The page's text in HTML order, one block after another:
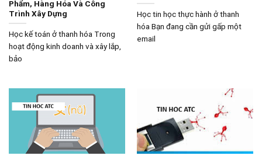
Phẩm, Hàng Hóa Và Công
Trình Xây Dựng
Học kế toán ở thanh hóa Trong
hoạt động kinh doanh và xây lắp,
bảo
Học tin học thực hành ở thanh
hóa Bạn đang cần gửi gấp một
email